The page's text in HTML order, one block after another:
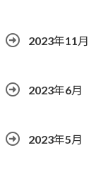
2023年11月
2023年6月
2023年5月